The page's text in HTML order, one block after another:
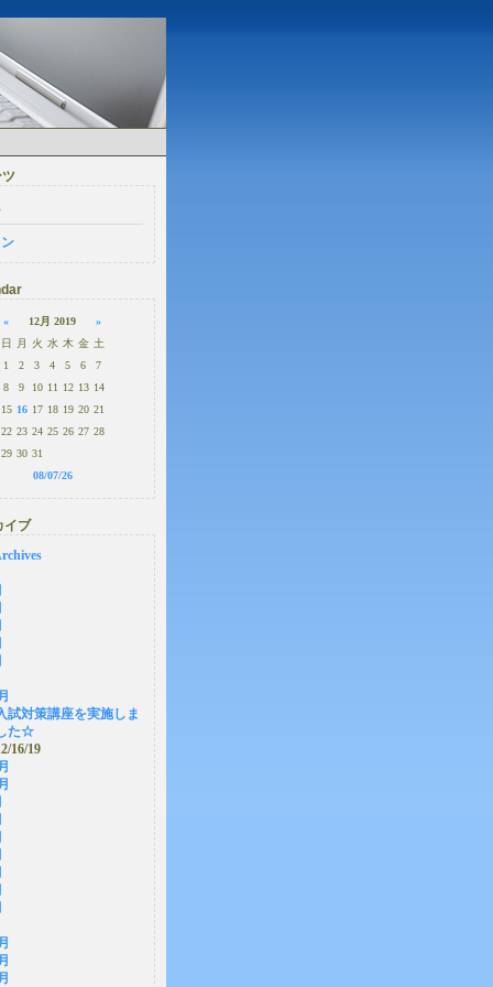
« 12月 2019
»
日
月 火 水 木 金 土
1
2 3 4 5 6
7
8
9 10 11 12 13 14
15 16 17 18 19 20 21
22 23 24 25 26 27 28
29 30 31
08/07/26
イブ
試対策講座を実施しま
た☆
16/19